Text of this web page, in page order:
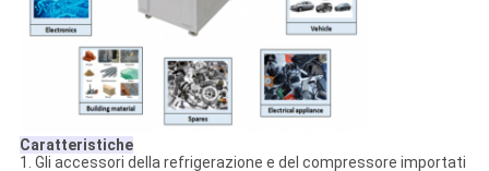
Caratteristiche
1. Gli accessori della refrigerazione e del compressore importati